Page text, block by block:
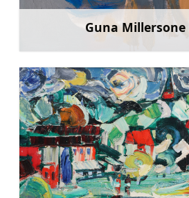
Guna Millersone